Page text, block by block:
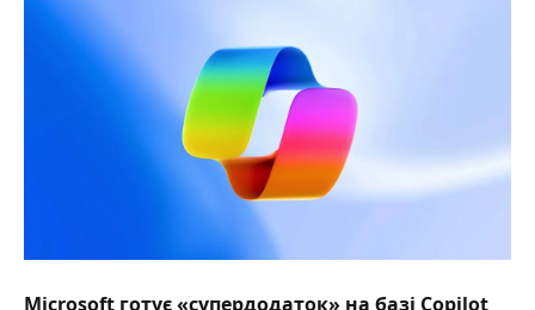
Microsoft готує «супердодаток» на базі Copilot